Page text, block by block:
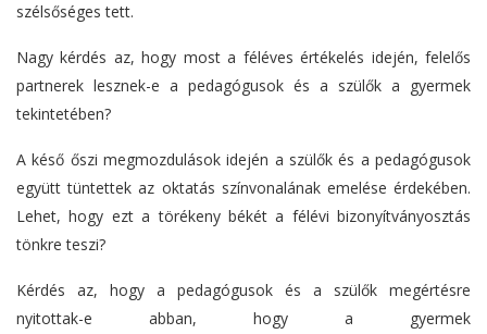
szélsőséges tett.
Nagy kérdés az, hogy most a féléves értékelés idején, felelős
partnerek lesznek-e a pedagógusok és a szülők a gyermek
tekintetében?
A késő őszi megmozdulásokidején a szülők és a pedagógusok
együtt tüntettek az oktatás színvonalának emelése érdekében.
Lehet, hogy ezt a törékeny békét a félévi bizonyítványosztás
tönkre teszi?
Kérdés az, hogy a pedagógusok és a szülők megértésre
nyitottak-e abban, hogy a gyermek